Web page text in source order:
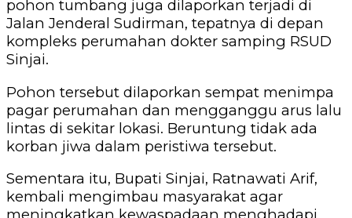
pohon tumbang juga dilaporkan terjadi di
Jalan Jenderal Sudirman, tepatnya di depan
kompleks perumahan dokter samping RSUD
Sinjai.
‎Pohon tersebut dilaporkan sempat menimpa
pagar perumahan dan mengganggu arus lalu
lintas di sekitar lokasi. Beruntung tidak ada
korban jiwa dalam peristiwa tersebut.
‎Sementara itu, Bupati Sinjai, Ratnawati Arif,
kembali mengimbau masyarakat agar